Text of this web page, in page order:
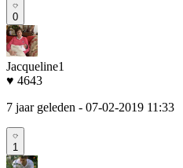
0
Jacqueline1
♥ 4643
7 jaar geleden - 07-02-2019 11:33
1